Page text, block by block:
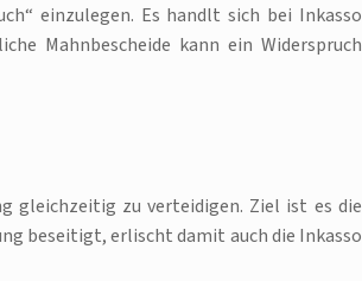
einzulegen. Es handlt sich bei Inkasso
Mahnbescheide kann ein Widerspruch
gleichzeitig zu verteidigen. Ziel ist es die
beseitigt, erlischt damit auch die Inkasso